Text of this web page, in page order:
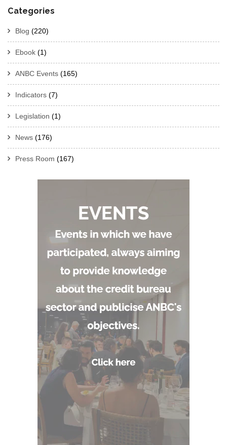
Categories
Blog (220)
Ebook (1)
ANBC Events (165)
Indicators (7)
Legislation (1)
News (176)
Press Room (167)